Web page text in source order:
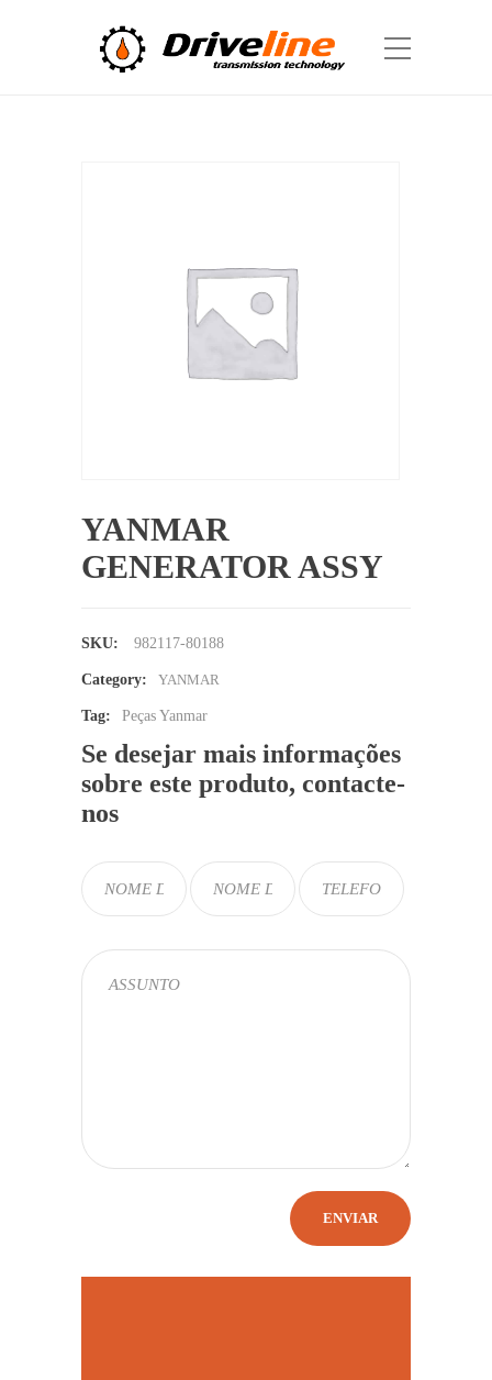
YANMAR
GENERATOR ASSY
SKU: 982117-80188
Category: YANMAR
Tag: Peças Yanmar
Se desejar mais informações
sobre este produto, contacte-
nos